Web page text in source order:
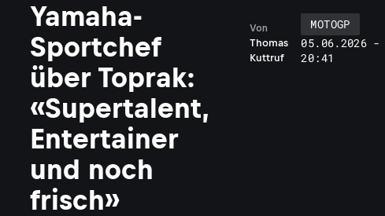
Yamaha-
Sportchef
über Toprak:
«Supertalent,
Entertainer
und noch
frisch»
Thomas
Kuttruf
Von
MOTOGP
05.06.2026 -
20:41